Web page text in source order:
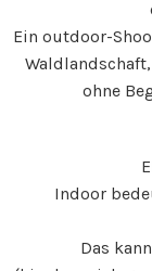
Ein outdoor-
ohne
Indoor
Das